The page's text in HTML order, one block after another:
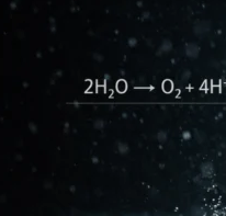
Cultural
la
Extinción